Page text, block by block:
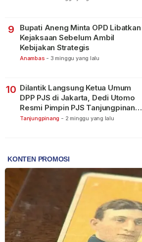
9
Bupati Aneng Minta OPD Libatkan
Kejaksaan Sebelum Ambil
Kebijakan Strategis
Anambas - 3 minggu yang lalu
10 Dilantik Langsung Ketua Umum
DPP PJS di Jakarta, Dedi Utomo
Resmi Pimpin PJS Tanjungpinang-
Bintan
Tanjungpinang - 2 minggu yang lalu